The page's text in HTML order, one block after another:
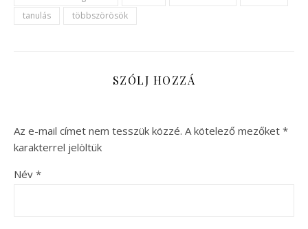
tanulás
többszörösök
SZÓLJ HOZZÁ
Az e-mail címet nem tesszük közzé. A kötelező mezőket *
karakterrel jelöltük
Név *